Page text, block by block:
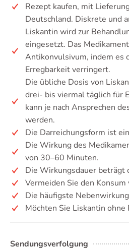
Rezept kaufen, mit
Deutschland. Diskrete und
Liskantin wird zur
eingesetzt. Das
Antikonvulsivum, indem es
Erregbarkeit verringert.
Die übliche Dosis von
drei- bis viermal täglich für
kann je nach Ansprechen
werden.
Die Darreichungsform ist
Die Wirkung des
von 30–60 Minuten.
Die Wirkungsdauer beträgt
Vermeiden Sie den
Die häufigste
Möchten Sie Liskantin ohne
Sendungsverfolgung